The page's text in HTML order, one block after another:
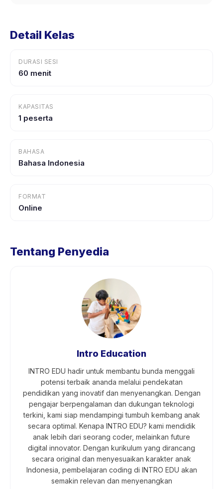
Detail Kelas
DURASI SESI
60 menit
KAPASITAS
1 peserta
BAHASA
Bahasa Indonesia
FORMAT
Online
Tentang Penyedia
Intro Education
INTRO EDU hadir untuk membantu bunda menggali
potensi terbaik ananda melalui pendekatan
pendidikan yang inovatif dan menyenangkan. Dengan
pengajar berpengalaman dan dukungan teknologi
terkini, kami siap mendampingi tumbuh kembang anak
secara optimal. Kenapa INTRO EDU? kami mendidik
anak lebih dari seorang coder, melainkan future
digital innovator. Dengan kurikulum yang dirancang
secara original dan menyesuaikan karakter anak
Indonesia, pembelajaran coding di INTRO EDU akan
semakin relevan dan menyenangkan